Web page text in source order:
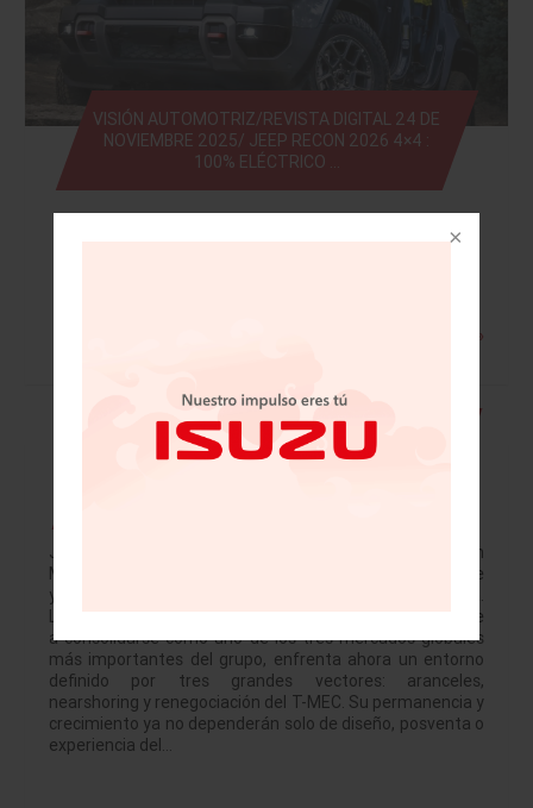
VISIÓN AUTOMOTRIZ/REVISTA DIGITAL 24 DE
NOVIEMBRE 2025/ JEEP RECON 2026 4×4 :
100% ELÉCTRICO …
Leer más »
• Mazda festeja 20 años en México con
grandes retos • Licitan 41 bloques y sólo
JULIO BRITO A. Mazda llega a su vigésimo aniversario en
México en medio del momento industrial más desafiante
y, al mismo tiempo, más prometedor de la última década.
La marca japonesa, que pasó de ser un actor emergente
a consolidarse como uno de los tres mercados globales
más importantes del grupo, enfrenta ahora un entorno
definido por tres grandes vectores: aranceles,
nearshoring y renegociación del T-MEC. Su permanencia y
crecimiento ya no dependerán solo de diseño, posventa o
experiencia del…